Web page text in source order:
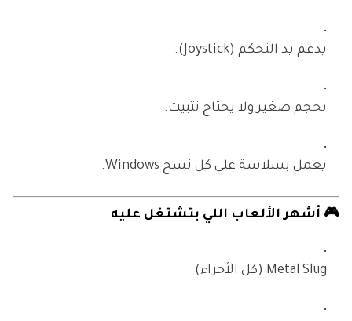
يدعم يد التحكم (Joystick).
بحجم صغير ولا يحتاج تثبيت.
يعمل بسلاسة على كل نسخ Windows.
🎮 أشهر الألعاب اللي بتشتغل عليه
Metal Slug (كل الأجزاء)